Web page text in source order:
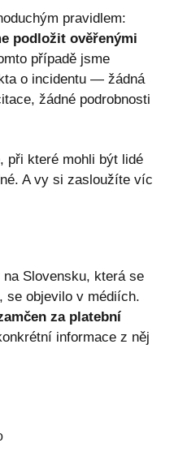
pravidlem:
podložit ověřenými
případě jsme
o incidentu — žádná
žádné podrobnosti
při které mohli být lidé
A vy si zasloužíte víc
Slovensku, která se
se objevilo v médiích.
za platební
informace z něj